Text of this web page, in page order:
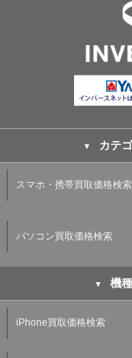
カテ
スマホ・携帯買取価格検索
パソコン買取価格検索
機
iPhone買取価格検索